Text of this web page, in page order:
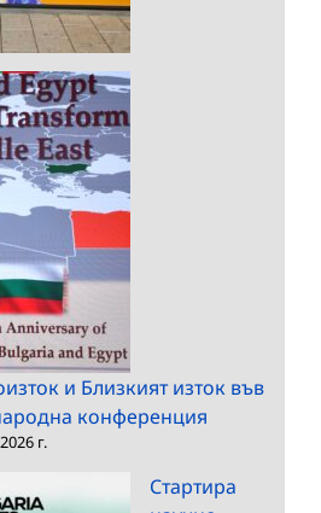
и Близкият изток във
конференция
г.
Стартира